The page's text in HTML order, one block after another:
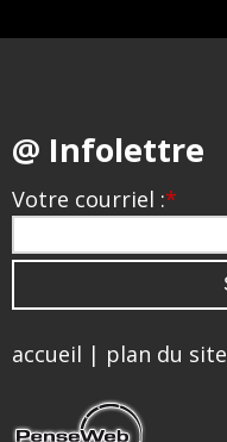
@ Infolettre
Votre courriel :*
accueil | plan du site